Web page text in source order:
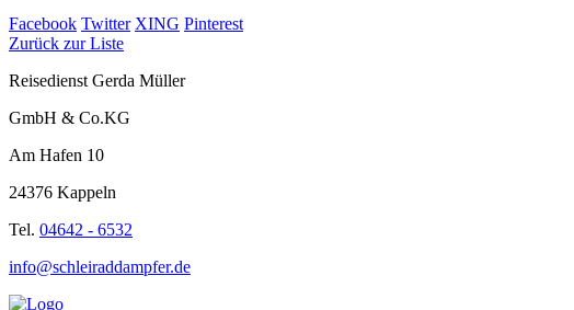
Facebook Twitter XING Pinterest
Zurück zur Liste
Reisedienst Gerda Müller
GmbH & Co.KG
Am Hafen 10
24376 Kappeln
Tel. 04642 - 6532
info@schleiraddampfer.de